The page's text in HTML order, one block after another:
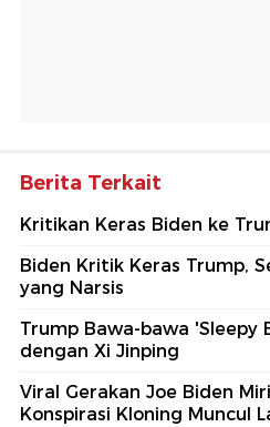
Berita Terkait
Kritikan Keras Biden ke
Biden Kritik Keras Trump,
yang Narsis
Trump Bawa-bawa 'Sleepy
dengan Xi Jinping
Viral Gerakan Joe Biden
Konspirasi Kloning Muncul